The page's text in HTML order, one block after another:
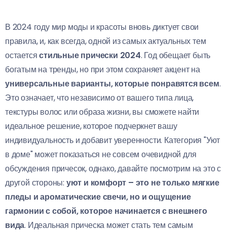
В 2024 году мир моды и красоты вновь диктует свои
правила, и, как всегда, одной из самых актуальных тем
остаетсястильные прически 2024. Год обещает быть
богатым на тренды, но при этом сохраняет акцент на
универсальные варианты, которые понравятся всем.
Это означает, что независимо от вашего типа лица,
текстуры волос или образа жизни, вы сможете найти
идеальное решение, которое подчеркнет вашу
индивидуальность и добавит уверенности. Категория "Уют
в доме" может показаться не совсем очевидной для
обсуждения причесок, однако, давайте посмотрим на это с
другой стороны: уют и комфорт – это не только мягкие
пледы и ароматические свечи, но и ощущение
гармонии с собой, которое начинается с внешнего
вида. Идеальная прическа может стать тем самым